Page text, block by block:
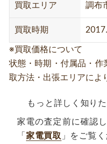
買取エリア 調布
買取時期
※買取価格について
状態・時期・付属品・作
取方法・出張エリアによ
もっと詳しく知り
家電の査定前に確認
「 家電買取 」をご覧く